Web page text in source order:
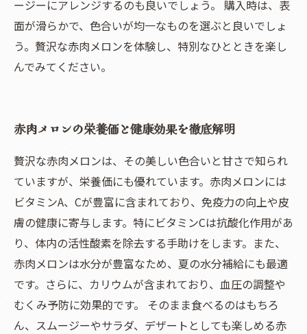
ージーにアレンジするのも良いでしょう。 購入時は、表
面が滑らかで、色合いが均一なものを選ぶと良いでしょ
う。贅沢な赤肉メロンを体験し、特別なひとときを楽し
んでみてください。
赤肉メロンの栄養価と健康効果を徹底解明
贅沢な赤肉メロンは、その美しい色合いと甘さで知られ
ていますが、栄養価にも優れています。赤肉メロンには
ビタミンA、Cが豊富に含まれており、免疫力の向上や皮
膚の健康に寄与します。特にビタミンCは抗酸化作用があ
り、体内の活性酸素を除去する手助けをします。また、
赤肉メロンは水分が豊富なため、夏の水分補給にも最適
です。さらに、カリウムが含まれており、血圧の調整や
むくみ予防に効果的です。 そのまま食べるのはもちろ
ん、スムージーやサラダ、デザートとしても楽しめる赤